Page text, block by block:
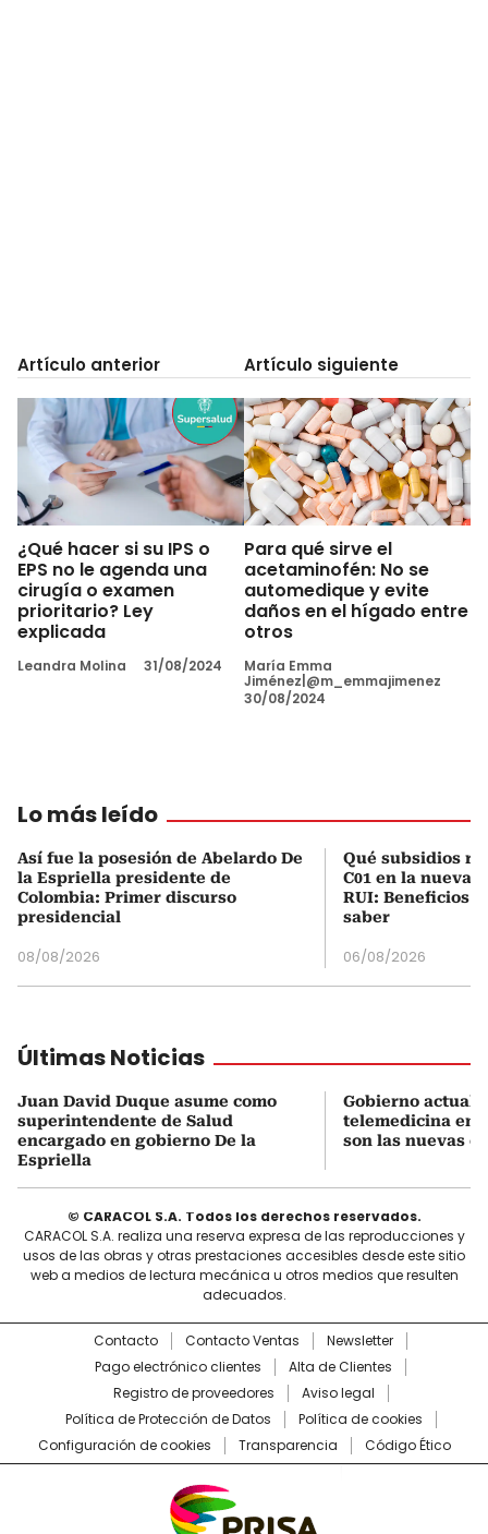
Artículo anterior
¿Qué hacer si su IPS o
EPS no le agenda una
cirugía o examen
prioritario? Ley
explicada
Leandra Molina 31/08/2024
Artículo siguiente
Para qué sirve el
acetaminofén: No se
automedique y evite
daños en el hígado entre
otros
María Emma
Jiménez|@m_emmajimenez
30/08/2024
Lo más leído
Así fue la posesión de Abelardo De
la Espriella presidente de
Colombia: Primer discurso
presidencial
08/08/2026
Qué subsidios
C01 en la nueva
RUI: Beneficios
saber
06/08/2026
Últimas Noticias
Juan David Duque asume como
superintendente de Salud
encargado en gobierno De la
Espriella
Gobierno
telemedicina en
son las nuevas
© CARACOL S.A. Todos los derechos reservados.
CARACOL S.A. realiza una reserva expresa de las reproducciones y
usos de las obras y otras prestaciones accesibles desde este sitio
web a medios de lectura mecánica u otros medios que resulten
adecuados.
Contacto Contacto Ventas
Newsletter
Pago electrónico clientes
Alta de Clientes
Registro de proveedores
Aviso legal
Política de Protección de Datos
Política de cookies
Configuración de cookies
Transparencia Código Ético